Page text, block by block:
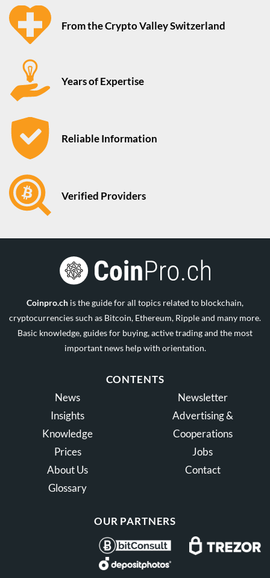
From the Crypto Valley Switzerland
Years of Expertise
Reliable Information
Verified Providers
Coinpro.ch is the guide for all topics related to blockchain,
cryptocurrencies such as Bitcoin, Ethereum, Ripple and many more.
Basic knowledge, guides for buying, active trading and the most
important news help with orientation.
CONTENTS
News
Insights
Knowledge
Prices
About Us
Glossary
Newsletter
Advertising &
Cooperations
Jobs
Contact
OUR PARTNERS